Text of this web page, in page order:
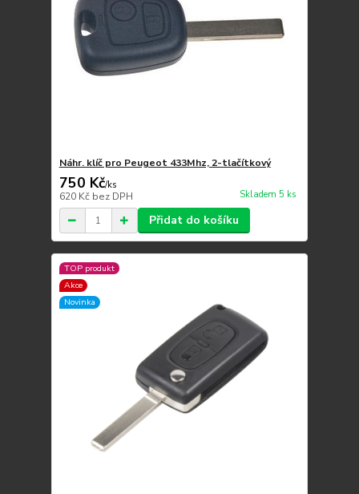
Náhr. klíč pro Peugeot 433Mhz, 2-tlačítkový
750 Kč/ks
620 Kč bez DPH Skladem 5 ks
Přidat do košíku
TOP produkt
Akce
Novinka